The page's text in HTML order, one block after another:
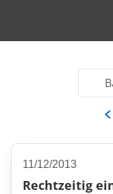
11/12/2013
Rechtzeitig